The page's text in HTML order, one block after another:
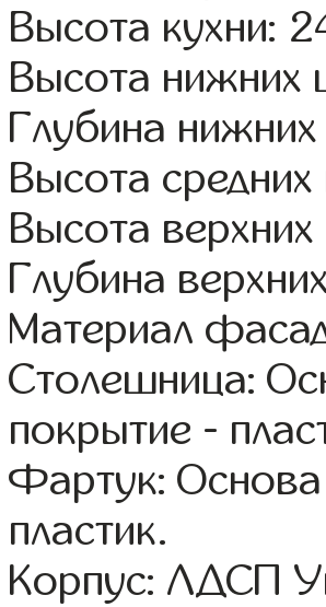
Высота кухни:
Высота
Глубина
Высота
Высота
Глубина
Материал
Столешница:
покрытие -
Фартук:
пластик.
Корпус: ЛДСП